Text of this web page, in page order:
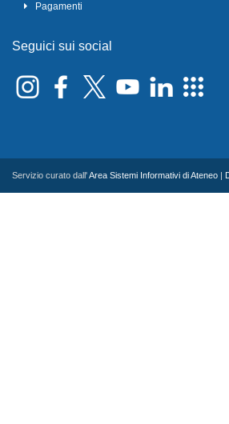
Pagamenti
Seguici sui social
Servizio curato dall'Area Sistemi Informativi di Ateneo